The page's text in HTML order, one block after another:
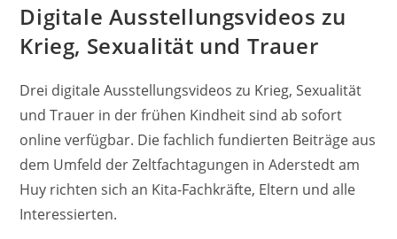
Digitale Ausstellungsvideos zu
Krieg, Sexualität und Trauer
Drei digitale Ausstellungsvideos zu Krieg, Sexualität
und Trauer in der frühen Kindheit sind ab sofort
online verfügbar. Die fachlich fundierten Beiträge aus
dem Umfeld der Zeltfachtagungen in Aderstedt am
Huy richten sich an Kita-Fachkräfte, Eltern und alle
Interessierten.